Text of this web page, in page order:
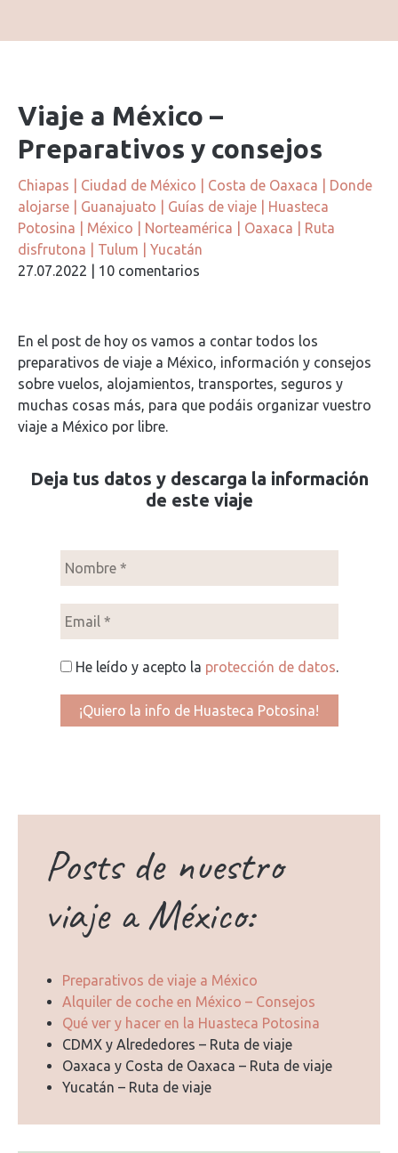
Viaje a México –
Preparativos y consejos
Chiapas Ciudad de México Costa de Oaxaca
Donde
alojarse
Guanajuato Guías de viaje
Huasteca
Potosina
México Norteamérica Oaxaca
Ruta
disfrutona
Tulum
Yucatán
27.07.2022
10 comentarios
En el post de hoy os vamos a contar todos los
preparativos de viaje a México, información y consejos
sobre vuelos, alojamientos, transportes, seguros y
muchas cosas más, para que podáis organizar vuestro
viaje a México por libre.
Deja tus datos y descarga la información
de este viaje
He leído y acepto la protección de datos.
Posts de nuestro
viaje a México:
Preparativos de viaje a México
Alquiler de coche en México – Consejos
Qué ver y hacer en la Huasteca Potosina
CDMX y Alrededores – Ruta de viaje
Oaxaca y Costa de Oaxaca – Ruta de viaje
Yucatán – Ruta de viaje